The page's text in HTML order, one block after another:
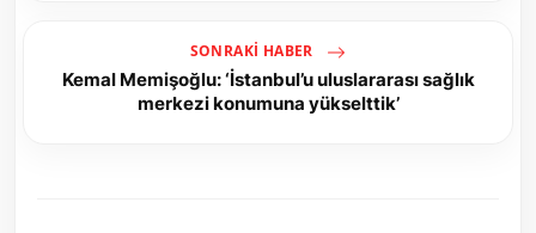
SONRAKI HABER
Kemal Memişoğlu: ‘İstanbul’u uluslararası sağlık
merkezi konumuna yükselttik’